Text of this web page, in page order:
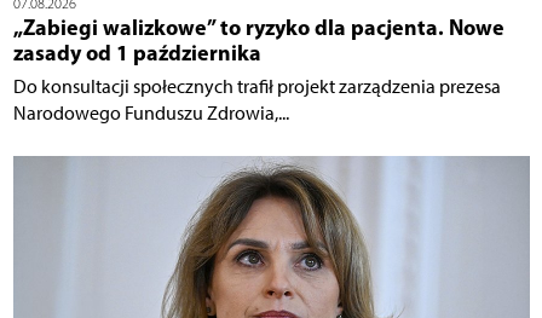
07.08.2026
„Zabiegi walizkowe” to ryzyko dla pacjenta. Nowe
zasady od 1 października
Do konsultacji społecznych trafił projekt zarządzenia prezesa
Narodowego Funduszu Zdrowia,...